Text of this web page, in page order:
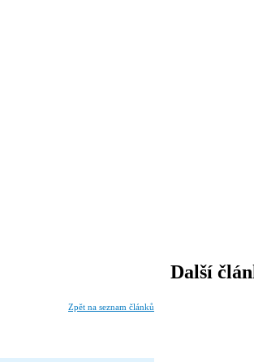
Zpět na seznam článků
Další